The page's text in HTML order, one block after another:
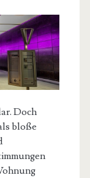
Doch
bloße